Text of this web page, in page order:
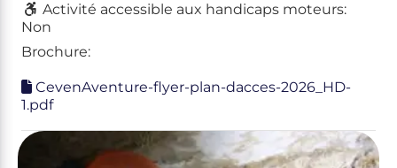
Activité accessible aux handicaps moteurs:
Non
Brochure:
CevenAventure-flyer-plan-dacces-2026_HD-
1.pdf